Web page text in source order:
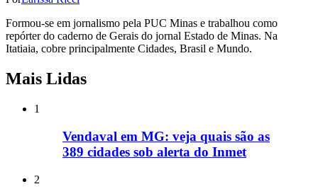
Formou-se em jornalismo pela PUC Minas e trabalhou como
repórter do caderno de Gerais do jornal Estado de Minas. Na
Itatiaia, cobre principalmente Cidades, Brasil e Mundo.
Mais Lidas
1
Vendaval em MG: veja quais são as
389 cidades sob alerta do Inmet
2